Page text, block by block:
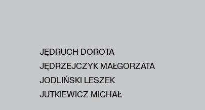
JĘDRUCH DOROTA
JĘDRZEJCZYK MAŁGORZATA
JODLIŃSKI LESZEK
JUTKIEWICZ MICHAŁ